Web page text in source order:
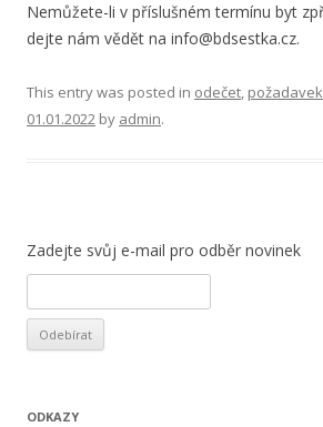
Nemůžete-li v příslušném termínu byt
dejte nám vědět na info@bdsestka.cz.
This entry was posted in odečet,
01.01.2022 by admin.
Zadejte svůj e-mail pro odběr novinek
ODKAZY